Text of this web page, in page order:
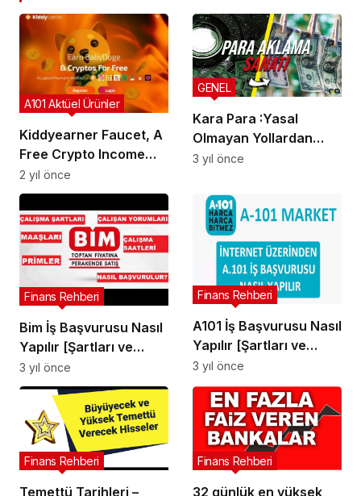
Kiddyearner Faucet, A
Free Crypto Income
Platform
A101 Aktüel Ürünler
2 yıl önce
Kara Para :Yasal
Olmayan Yollardan
Kazanç Elde Etme
GENEL
3 yıl önce
Bim İş Başvurusu Nasıl
Yapılır [Şartları ve
Maaşları]
Finans Rehberi
3 yıl önce
A101 İş Başvurusu Nasıl
Yapılır [Şartları ve
Maaşları]
Finans Rehberi
3 yıl önce
Temettü Tarihleri –
Finans Rehberi
32 günlük en yüksek
Finans Rehberi